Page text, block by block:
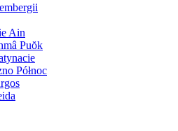
Ain
Puŏk
Północ